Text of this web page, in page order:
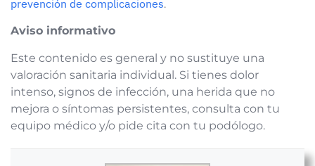
prevención de complicaciones.
Aviso informativo
Este contenido es general y no sustituye una
valoración sanitaria individual. Si tienes dolor
intenso, signos de infección, una herida que no
mejora o síntomas persistentes, consulta con tu
equipo médico y/o pide cita con tu podólogo.